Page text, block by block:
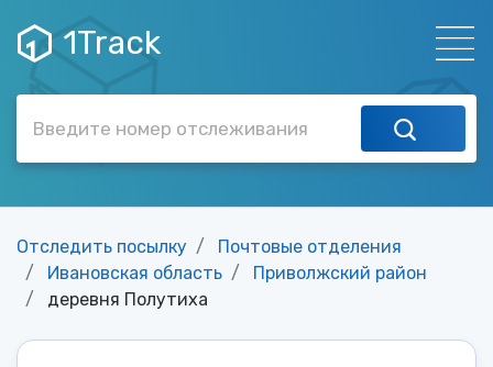
1Track
Отследить посылку
Почтовые отделения
Ивановская область
Приволжский район
деревня Полутиха